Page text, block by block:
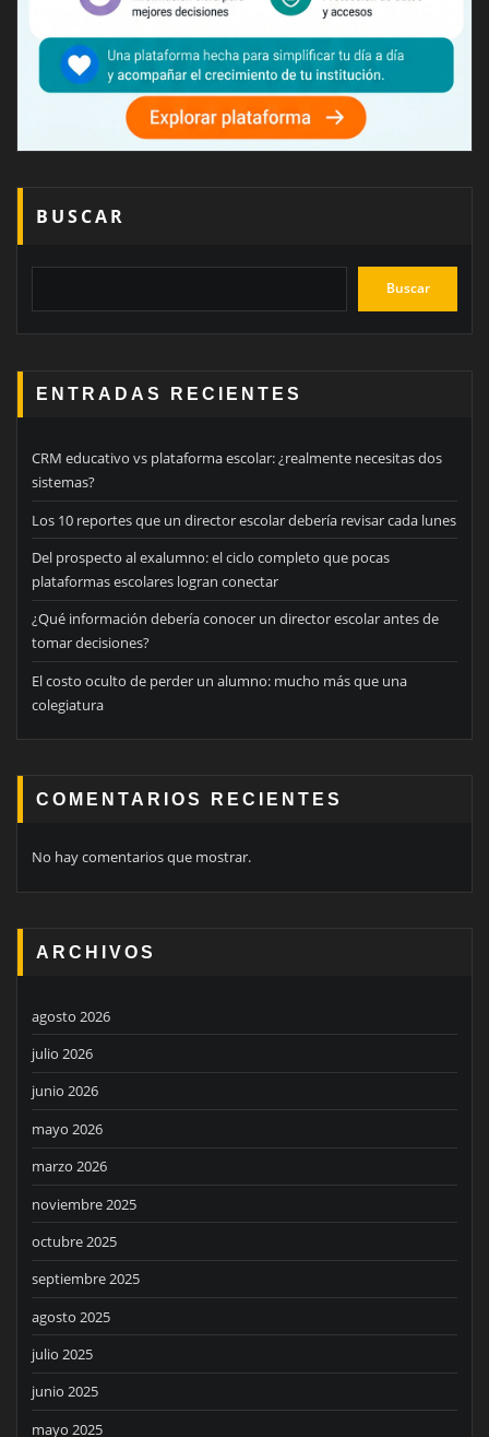
BUSCAR
Buscar
ENTRADAS RECIENTES
CRM educativo vs plataforma escolar: ¿realmente necesitas dos
sistemas?
Los 10 reportes que un director escolar debería revisar cada lunes
Del prospecto al exalumno: el ciclo completo que pocas
plataformas escolares logran conectar
¿Qué información debería conocer un director escolar antes de
tomar decisiones?
El costo oculto de perder un alumno: mucho más que una
colegiatura
COMENTARIOS RECIENTES
No hay comentarios que mostrar.
ARCHIVOS
agosto 2026
julio 2026
junio 2026
mayo 2026
marzo 2026
noviembre 2025
octubre 2025
septiembre 2025
agosto 2025
julio 2025
junio 2025
mayo 2025